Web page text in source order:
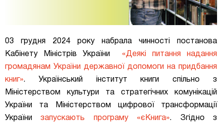
03 грудня 2024 року набрала чинності постанова
Кабінету Міністрів України «Деякі питання надання
громадянам України державної допомоги на придбання
книг». Український інститут книги спільно з
Міністерством культури та стратегічних комунікацій
України та Міністерством цифрової трансформації
Українизапускають програму «єКнига». Згідно з